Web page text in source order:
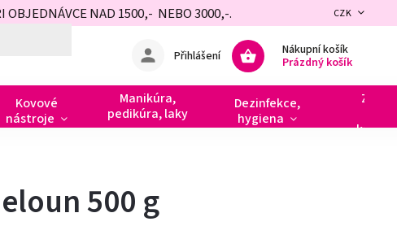
NAD 1500,- NEBO 3000,-. CZK
Nákupní košík
Prázdný košík
Přihlášení
Kovové
nástroje
Manikúra,
pedikúra, laky
Dezinfekce,
hygiena
500 g